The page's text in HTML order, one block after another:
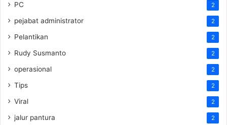
PC 2
pejabat administrator 2
Pelantikan 2
Rudy Susmanto 2
operasional 2
Tips 2
Viral 2
jalur pantura 2